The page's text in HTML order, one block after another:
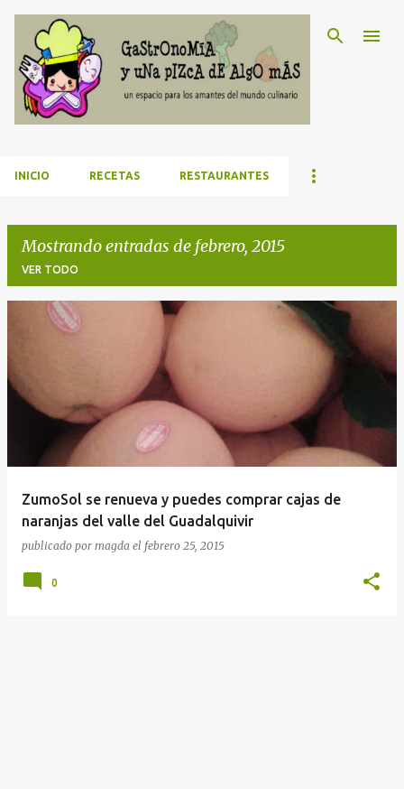
Ir al contenido principal
INICIO RECETAS RESTAURANTES
Mostrando entradas de febrero, 2015
VER TODO
n
t
ZumoSol se renueva y puedes comprar cajas de
naranjas del valle del Guadalquivir
publicado por magda el febrero 25, 2015
0